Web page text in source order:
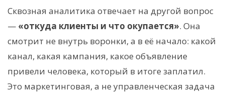
Сквозная аналитика отвечает на другой вопрос
— «откуда клиенты и что окупается». Она
смотрит не внутрь воронки, а в её начало: какой
канал, какая кампания, какое объявление
привели человека, который в итоге заплатил.
Это маркетинговая, а не управленческая задача